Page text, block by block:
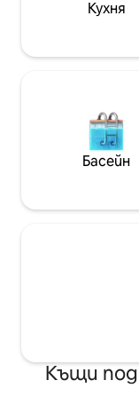
Кухня
Басейн
Къщи